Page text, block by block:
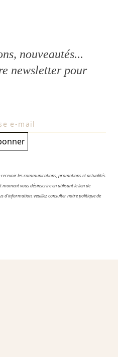
nouveautés...
newsletterpour
les communications, promotions et actualités
vous désinscrire en utilisant le lien de
d’information, veuillez consulter notre politique de